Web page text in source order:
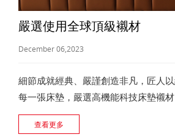
嚴選使用全球頂級襯材
December 06,2023
細節成就經典、嚴謹創造非凡，匠人
每一張床墊，嚴選高機能科技床墊襯
適，為你量身打造專屬睡眠，享受每晚
眠。查看更多